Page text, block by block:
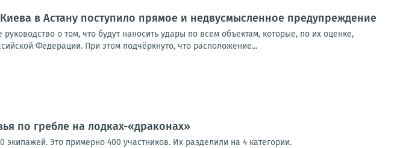
в Астану поступило прямое и недвусмысленное предупреждение
о том, что будут наносить удары по всем объектам, которые, по их оценке,
Федерации. При этом подчёркнуто, что расположение...
по гребле на лодках-«драконах»
Это примерно 400 участников. Их разделили на 4 категории.